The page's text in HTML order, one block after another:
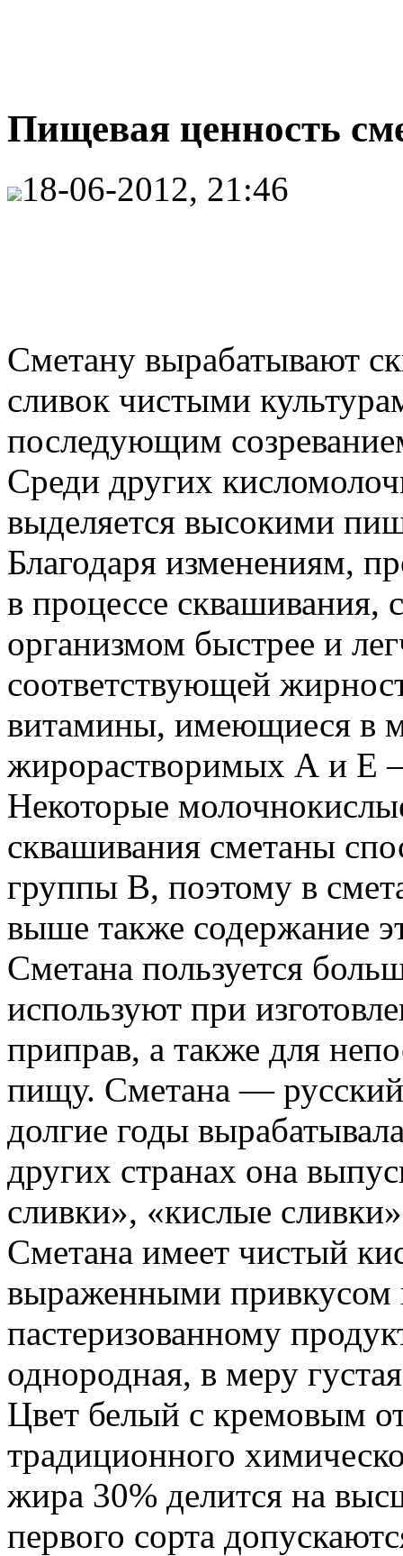
Пищевая ценность
18-06-2012, 21:46
Сметану вырабатывают
сливок чистыми
последующим
Среди других
выделяется высокими
Благодаря изменениям,
в процессе сквашивания,
организмом быстрее и
соответствующей
витамины, имеющиеся в
жирорастворимых А и Е
Некоторые
сквашивания сметаны
группы В, поэтому в
выше также содержание
Сметана пользуется
используют при
приправ, а также для
пищу. Сметана —
долгие годы
других странах она
сливки», «кислые
Сметана имеет чистый
выраженными привкусом
пастеризованному
однородная, в меру
Цвет белый с кремовым
традиционного
жира 30% делится на
первого сорта